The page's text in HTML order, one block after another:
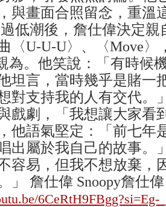
與畫面合照留念，重溫
低潮後，詹仕偉決定親
〈U-U-U〉、〈Move〉
為。他笑說：「有時候
坦言，當時幾乎是賭一
對支持我的人有交代。
戲劇，「我想讓大家看
他語氣堅定：「前七年
出屬於我自己的故事。
容易，但我不想放棄，
」 詹仕偉 Snoopy詹仕
6CeRtH9FBgg?si=Eg-